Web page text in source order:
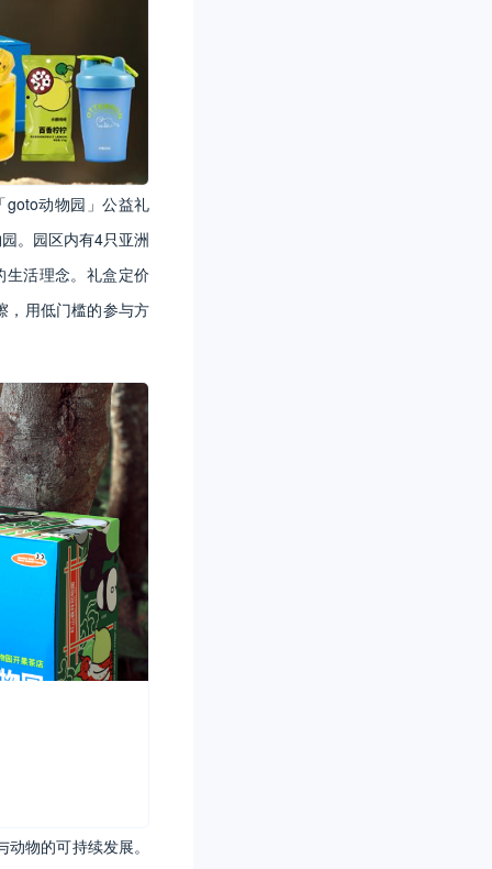
goto动物园」公益礼
。园区内有4只亚洲
活理念。礼盒定价
，用低门槛的参与方
物的可持续发展。